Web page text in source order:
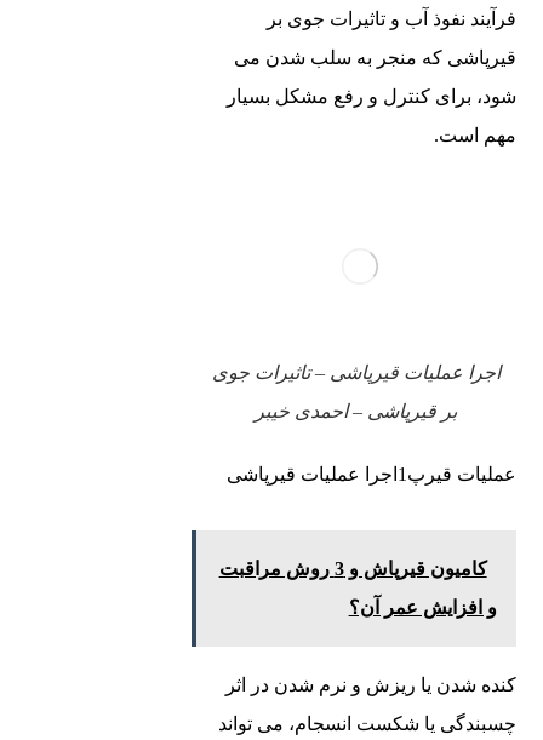
فرآیند نفوذ آب و تاثیرات جوی بر
قیرپاشی که منجر به سلب شدن می‌
شود، برای کنترل و رفع مشکل بسیار
مهم است.
اجرا عملیات قیرپاشی – تاثیرات جوی
بر قیرپاشی – احمدی خیبر
عملیات قیرپ1اجرا عملیات قیرپاشی
کامیون قیرپاش و 3 روش مراقبت
و افزایش عمر آن؟
کنده شدن یا ریزش و نرم شدن در اثر
چسبندگی یا شکست انسجام، می ‌تواند